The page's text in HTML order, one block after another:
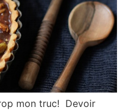
mon truc! Devoir